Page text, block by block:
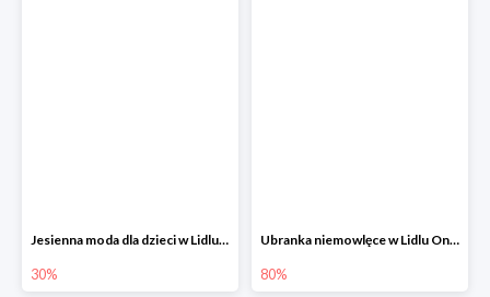
Jesienna moda dla dzieci w Lidlu Online do -30%
30%
Ubranka niemowlęce w Lidlu Online do -80%
80%